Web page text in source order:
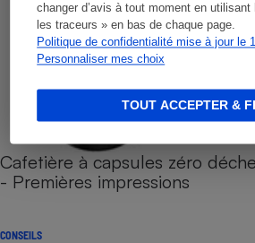
changer d’avis à tout moment en
les traceurs » en bas de chaque page.
Politique de confidentialité mise à jour le
Personnaliser mes choix
TOUT ACCEPTER &
Cafetière à capsules zéro
- Premières impressions
CONSEILS